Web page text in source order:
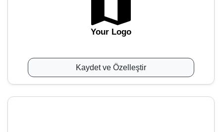
Your Logo
Kaydet ve Özelleştir